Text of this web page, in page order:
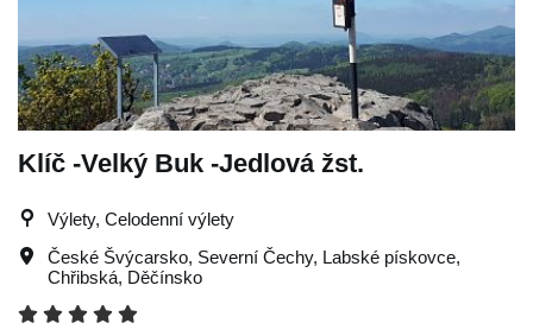
Klíč -Velký Buk -Jedlová žst.
Výlety, Celodenní výlety
České Švýcarsko, Severní Čechy, Labské pískovce,
Chřibská, Děčínsko